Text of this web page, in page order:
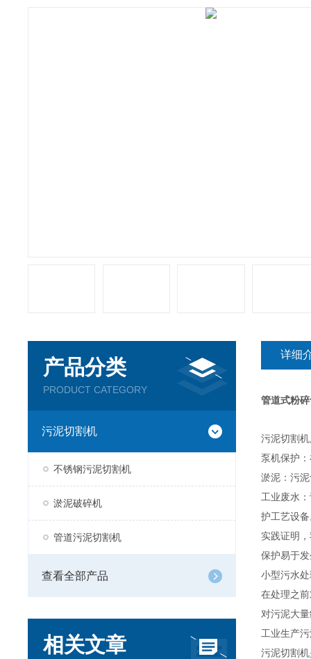
产品分类
PRODUCT CATEGORY
污泥切割机
不锈钢污泥切割机
淤泥破碎机
管道污泥切割机
查看全部产品
相关文章
详细
管道式粉
污泥切割
泵机保护
淤泥：污
工业废水
护工艺设
实践证明
保护易于
小型污水
在处理之
对污泥大
工业生产
污泥切割